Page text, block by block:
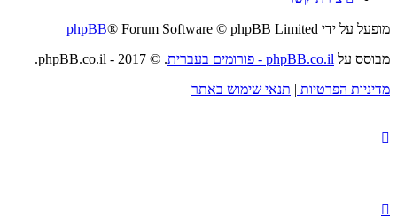
מופעל על ידי phpBB® Forum Software © phpBB Limited
מבוסס על phpBB.co.il - פורומים בעברית
. © 2017 - phpBB.co.il.
מדיניות הפרטיות | תנאי שימוש באתר